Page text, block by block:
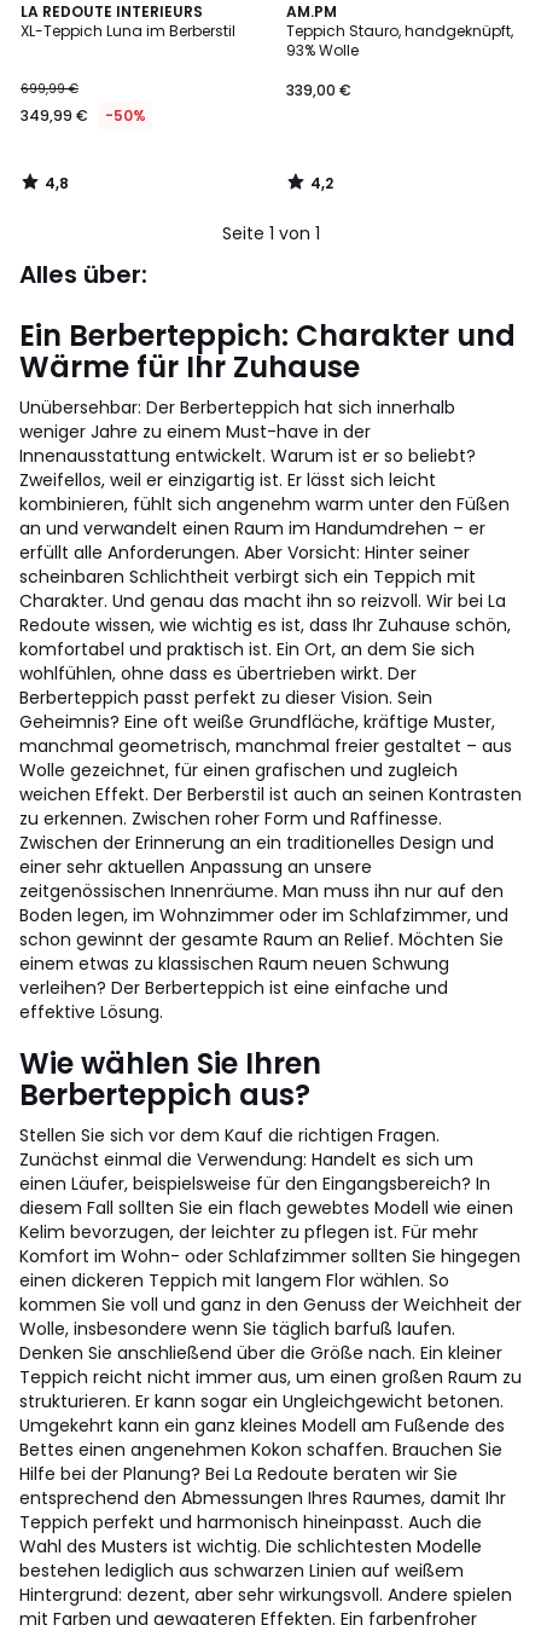
LA REDOUTE INTERIEURS
XL-Teppich Luna im Berberstil
699,99 €
349,99 € -50%
4,8
/ 5
4,8
/
AM.PM
Teppich Stauro, handgeknüpft,
93% Wolle
339,00 €
4,2
/ 5
4,2
/
Seite 1 von 1
Alles über:
Ein Berberteppich: Charakter und
Wärme für Ihr Zuhause
Unübersehbar: Der Berberteppich hat sich innerhalb
weniger Jahre zu einem Must-have in der
Innenausstattung entwickelt. Warum ist er so beliebt?
Zweifellos, weil er einzigartig ist. Er lässt sich leicht
kombinieren, fühlt sich angenehm warm unter den Füßen
an und verwandelt einen Raum im Handumdrehen – er
erfüllt alle Anforderungen. Aber Vorsicht: Hinter seiner
scheinbaren Schlichtheit verbirgt sich ein Teppich mit
Charakter. Und genau das macht ihn so reizvoll. Wir bei La
Redoute wissen, wie wichtig es ist, dass Ihr Zuhause schön,
komfortabel und praktisch ist. Ein Ort, an dem Sie sich
wohlfühlen, ohne dass es übertrieben wirkt. Der
Berberteppich passt perfekt zu dieser Vision. Sein
Geheimnis? Eine oft weiße Grundfläche, kräftige Muster,
manchmal geometrisch, manchmal freier gestaltet – aus
Wolle gezeichnet, für einen grafischen und zugleich
weichen Effekt. Der Berberstil ist auch an seinen Kontrasten
zu erkennen. Zwischen roher Form und Raffinesse.
Zwischen der Erinnerung an ein traditionelles Design und
einer sehr aktuellen Anpassung an unsere
zeitgenössischen Innenräume. Man muss ihn nur auf den
Boden legen, im Wohnzimmer oder im Schlafzimmer, und
schon gewinnt der gesamte Raum an Relief. Möchten Sie
einem etwas zu klassischen Raum neuen Schwung
verleihen? Der Berberteppich ist eine einfache und
effektive Lösung.
Wie wählen Sie Ihren
Berberteppich aus?
Stellen Sie sich vor dem Kauf die richtigen Fragen.
Zunächst einmal die Verwendung: Handelt es sich um
einen Läufer, beispielsweise für den Eingangsbereich? In
diesem Fall sollten Sie ein flach gewebtes Modell wie einen
Kelim bevorzugen, der leichter zu pflegen ist. Für mehr
Komfort im Wohn- oder Schlafzimmer sollten Sie hingegen
einen dickeren Teppich mit langem Flor wählen. So
kommen Sie voll und ganz in den Genuss der Weichheit der
Wolle, insbesondere wenn Sie täglich barfuß laufen.
Denken Sie anschließend über die Größe nach. Ein kleiner
Teppich reicht nicht immer aus, um einen großen Raum zu
strukturieren. Er kann sogar ein Ungleichgewicht betonen.
Umgekehrt kann ein ganz kleines Modell am Fußende des
Bettes einen angenehmen Kokon schaffen. Brauchen Sie
Hilfe bei der Planung? Bei La Redoute beraten wir Sie
entsprechend den Abmessungen Ihres Raumes, damit Ihr
Teppich perfekt und harmonisch hineinpasst. Auch die
Wahl des Musters ist wichtig. Die schlichtesten Modelle
bestehen lediglich aus schwarzen Linien auf weißem
Hintergrund: dezent, aber sehr wirkungsvoll. Andere spielen
mit Farben und gewagteren Effekten. Ein farbenfroher